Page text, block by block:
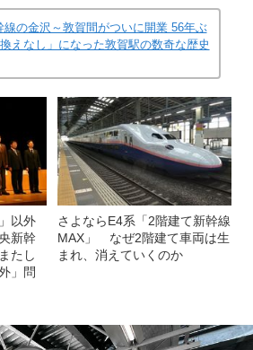
線の金沢～敦賀間がついに開業 56年ぶ
えなし」になった敦賀駅の数奇な歴史
以外
新幹
たし
」問
さよならE4系「2階建て新幹線
MAX」 なぜ2階建て車両は生
まれ、消えていくのか